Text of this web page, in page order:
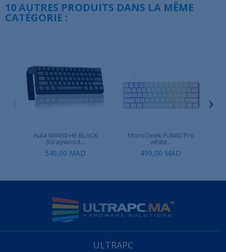
10 AUTRES PRODUITS DANS LA MÊME
CATÉGORIE :
Aula WIN60 HE BLACK
(Graywood...
549,00 MAD
MonsGeek FUN60 Pro
white...
499,00 MAD
›
ULTRAPC